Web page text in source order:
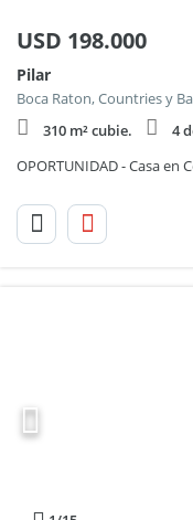
USD 198.000
Pilar
Boca Raton, Countries y
310 m² cubie.
4
OPORTUNIDAD - Casa en